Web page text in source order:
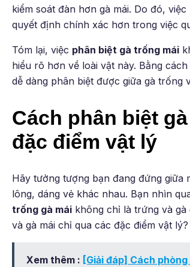
kiểm soát đàn hơn gà mái. Do đó,
quyết định chính xác hơn trong việc
Tóm lại, việc phân biệt gà trống mái
hiểu rõ hơn về loài vật này. Bằng
dễ dàng phân biệt được giữa gà trống
Cách phân biệt
đặc điểm vật lý
Hãy tưởng tượng bạn đang đứng
lông, dáng vẻ khác nhau. Bạn nhìn
trống gà mái không chỉ là trứng và gà
và gà mái chỉ qua các đặc điểm vật lý?
Xem thêm : [Giải đáp] Cách